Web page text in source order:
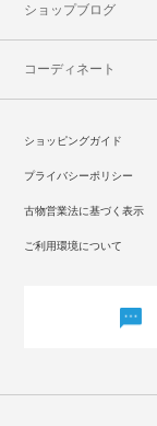
ショップブログ
コーディネート
ショッピングガイド
プライバシーポリシー
古物営業法に基づく表示
ご利用環境について